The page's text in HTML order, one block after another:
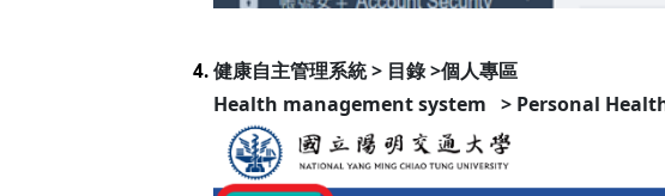
4. 健康自主管理系統 > 目錄 >個人專區
Health management system > Personal